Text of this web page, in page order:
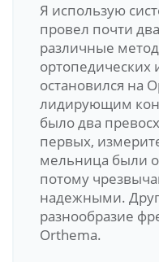
Я использую
провел почти
различные
ортопедических
остановился на
лидирующим
было два
первых,
мельница были
потому
надежными.
разнообразие
Orthema.